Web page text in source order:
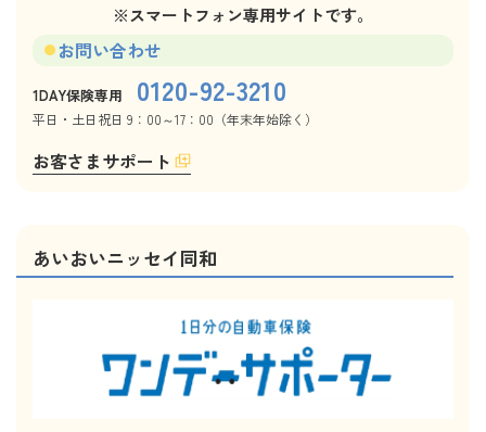
※スマートフォン専用サイトです。
お問い合わせ
1DAY保険専用 0120-92-3210
平日・土日祝日 9：00～17：00（年末年始除く）
お客さまサポート
あいおいニッセイ同和